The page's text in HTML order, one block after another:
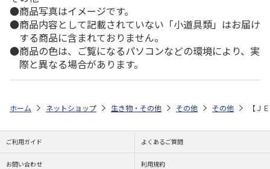
商品写真はイメージです。
商品内容として記載されていない「小道具類」はお届け
する商品に含まれておりません。
商品の色は、ご覧になるパソコンなどの環境により、実
際と異なる場合があります。
ホーム ネットショップ 生き物・その他 その他 その他 【
ご利用ガイド よくあるご質問
お問い合わせ 利用規約